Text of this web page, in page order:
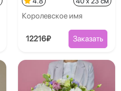
Королевское имя
12216₽ Заказать